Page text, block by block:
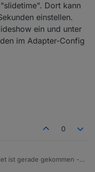
Dort kann
einstellen.
ein und unter
im Adapter-Config
0
ist gerade gekommen -